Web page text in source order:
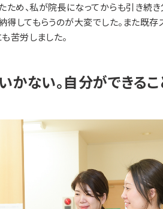
め、私が院長になってからも引き続き
してもらうのが大変でした。また既
苦労しました。
かない。自分ができる